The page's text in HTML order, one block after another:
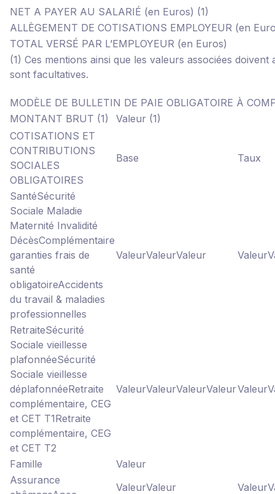
NET A PAYER AU SALARIÉ (en Euros) (1)
ALLÈGEMENT DE COTISATIONS EMPLOYEUR (en
TOTAL VERSÉ PAR L’EMPLOYEUR (en Euros)
(1) Ces mentions ainsi que les valeurs associées
sont facultatives.
MODÈLE DE BULLETIN DE PAIE OBLIGATOIRE À
MONTANT BRUT (1) Valeur (1)
COTISATIONS ET
CONTRIBUTIONS
SOCIALES
OBLIGATOIRES
Base Taux
SantéSécurité
Sociale Maladie
Maternité Invalidité
DécèsComplémentaire
garanties frais de
santé
obligatoireAccidents
du travail & maladies
professionnelles
ValeurValeurValeur Valeur
RetraiteSécurité
Sociale vieillesse
plafonnéeSécurité
Sociale vieillesse
déplafonnéeRetraite
complémentaire, CEG
et CET T1Retraite
complémentaire, CEG
et CET T2
ValeurValeurValeurValeurValeur
Famille
Valeur
Assurance
ValeurValeur Valeur